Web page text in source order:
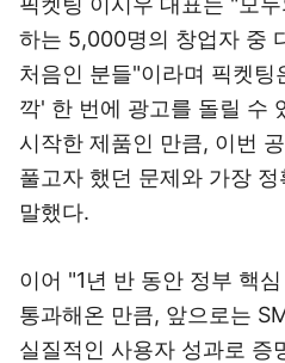
하는 5,000명의 창업자 중
처음인 분들"이라며 픽켓
깍' 한 번에 광고를 돌릴 수
시작한 제품인 만큼, 이번
풀고자 했던 문제와 가장
말했다.
이어 "1년 반 동안 정부 핵
통과해온 만큼, 앞으로는
실질적인 사용자 성과로 증